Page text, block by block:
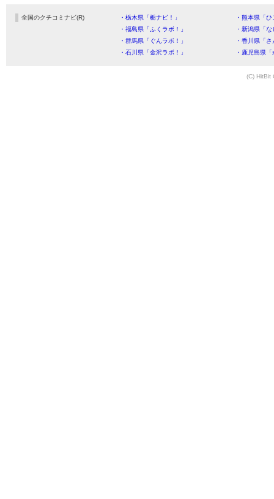
全国のクチコミナビ(R) ・栃木県「栃ナビ！」
・熊本県「
・福島県「ふくラボ！」
・新潟県「
・群馬県「ぐんラボ！」
・香川県「
・石川県「金沢ラボ！」
・鹿児島県
(C) HitBit